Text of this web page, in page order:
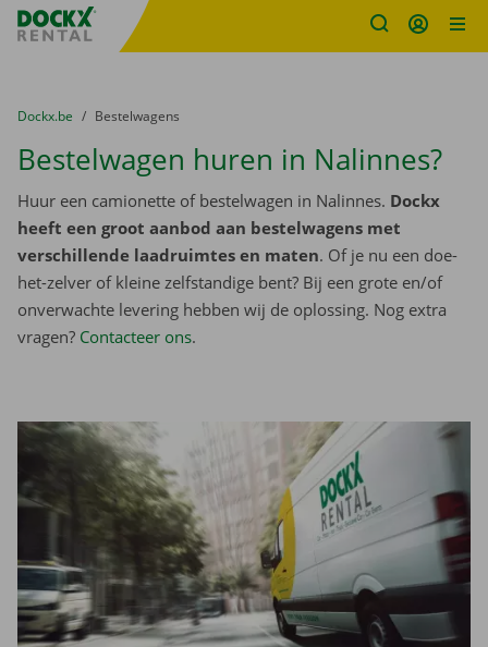
Fratello DEMO
U bevindt zich hier:
van
Dockx.be naar
Bestelwagens
Bestelwagen huren in Nalinnes?
Huur een camionette of bestelwagen in Nalinnes. Dockx
heeft een groot aanbod aan bestelwagens met
verschillende laadruimtes en maten. Of je nu een doe-
het-zelver of kleine zelfstandige bent? Bij een grote en/of
onverwachte levering hebben wij de oplossing. Nog extra
vragen? Contacteer ons.